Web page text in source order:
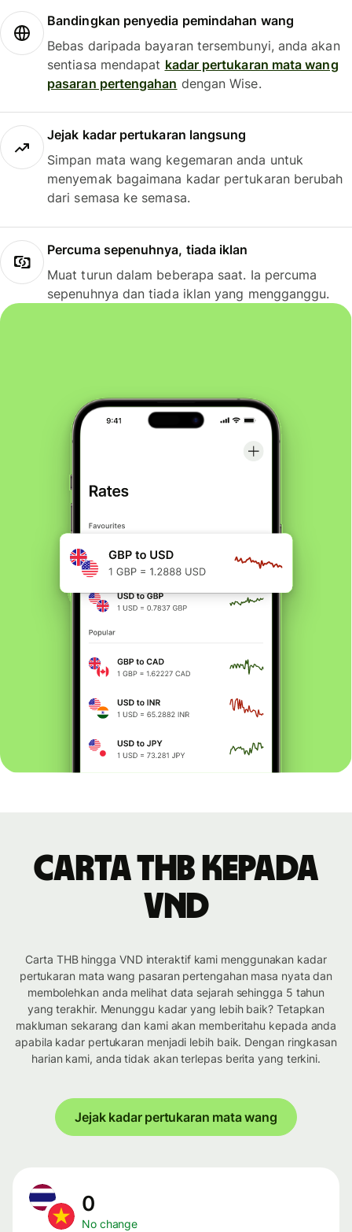
Bandingkan penyedia pemindahan wang
Bebas daripada bayaran tersembunyi, anda akan
sentiasa mendapat kadar pertukaran mata wang
pasaran pertengahan dengan Wise.
Jejak kadar pertukaran langsung
Simpan mata wang kegemaran anda untuk
menyemak bagaimana kadar pertukaran berubah
dari semasa ke semasa.
Percuma sepenuhnya, tiada iklan
Muat turun dalam beberapa saat. Ia percuma
sepenuhnya dan tiada iklan yang mengganggu.
Carta THB kepada
VND
Carta THB hingga VND interaktif kami menggunakan kadar
pertukaran mata wang pasaran pertengahan masa nyata dan
membolehkan anda melihat data sejarah sehingga 5 tahun
yang terakhir. Menunggu kadar yang lebih baik? Tetapkan
makluman sekarang dan kami akan memberitahu kepada anda
apabila kadar pertukaran menjadi lebih baik. Dengan ringkasan
harian kami, anda tidak akan terlepas berita yang terkini.
Jejak kadar pertukaran mata wang
0
No change